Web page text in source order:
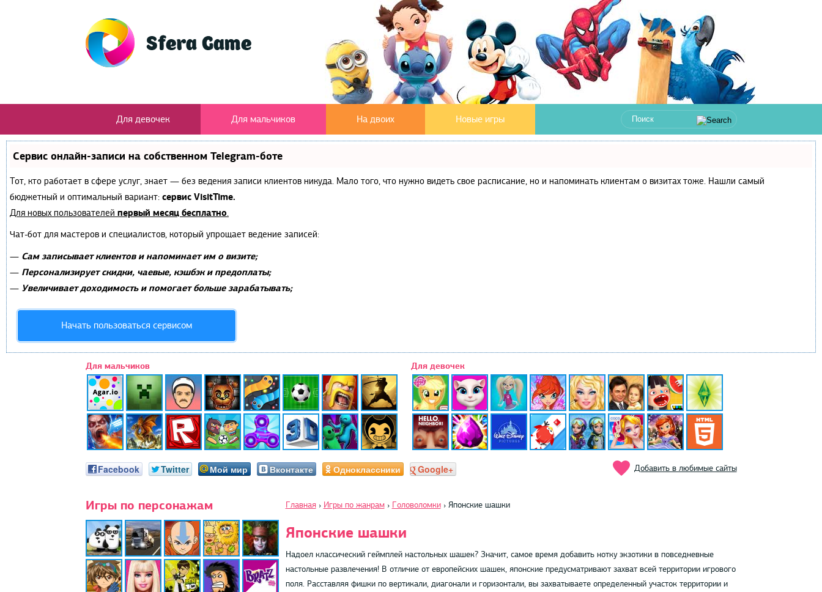
Для девочек Для мальчиков На двоих Новые игры
Сервис онлайн-записи на собственном Telegram-боте
Тот, кто работает в сфере услуг, знает — без ведения записи клиентов никуда. Мало того, что нужно видеть свое расписание, но и напоминать клиентам о визитах тоже. Нашли самый
бюджетный и оптимальный вариант: сервис VisitTime.
Для новых пользователей первый месяц бесплатно.
Чат-бот для мастеров и специалистов, который упрощает ведение записей:
— Сам записывает клиентов и напоминает им о визите;
— Персонализирует скидки, чаевые, кэшбэк и предоплаты;
— Увеличивает доходимость и помогает больше зарабатывать;
Начать пользоваться сервисом
Для мальчиков Для девочек
Facebook Twitter Мой мир Вконтакте Одноклассники Google+ Добавить в любимые сайты
Игры по персонажам Главная › Игры по жанрам › Головоломки › Японские шашки
Японские шашки
Надоел классический геймплей настольных шашек? Значит, самое время добавить нотку экзотики в повседневные
настольные развлечения! В отличие от европейских шашек, японские предусматривают захват всей территории игрового
поля. Расставляя фишки по вертикали, диагонали и горизонтали, вы захватываете определенный участок территории и